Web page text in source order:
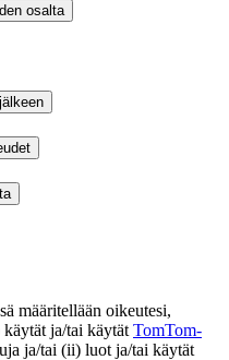
osalta
määritellään oikeutesi,
ja/tai käytät TomTom-
ja/tai (ii) luot ja/tai käytät